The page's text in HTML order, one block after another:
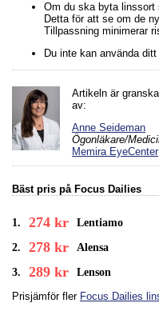
Om du ska byta linssort
Detta för att se om de
Tillpassning minimerar
Du inte kan använda
Artikeln är
av:
Anne Seideman
Ögonläkare/
Memira EyeCenter
Bäst pris på Focus Dailies
1. 274 kr Lentiamo
2. 278 kr Alensa
3. 289 kr Lenson
Prisjämför fler Focus Dailies